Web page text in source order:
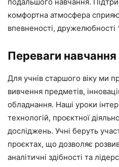
комфортна атмосфера
впевненості, дружелюбності
Переваги
Для учнів старшого віку ми
вивчення предметів,
обладнання. Наші уроки
технологій, проєктної
досліджень. Учні беруть
проєктах, що дозволяє
аналітичні здібності та